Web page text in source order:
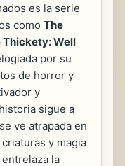
es la serie
como The
Thickety: Well
por su
de horror y
y
sigue a
ve atrapada en
y magia
la